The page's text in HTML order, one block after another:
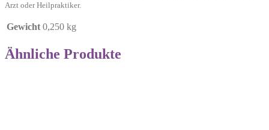
Arzt oder Heilpraktiker.
Gewicht 0,250 kg
Ähnliche Produkte